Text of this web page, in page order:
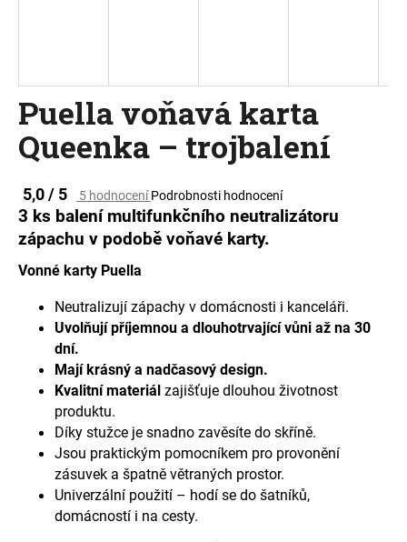
Puella voňavá karta
Queenka – trojbalení
Průměrné
hodnocení
produktu
je
z
hvězdiček.
5,0 / 5 5 hodnocení Podrobnosti hodnocení
3 ks balení multifunkčního neutralizátoru
zápachu v podobě voňavé karty.
Vonné karty Puella
Neutralizují zápachy v domácnosti i kanceláři.
Uvolňují příjemnou a dlouhotrvající vůni až na 30
dní.
Mají krásný a nadčasový design.
Kvalitní materiál zajišťuje dlouhou životnost
produktu.
Díky stužce je snadno zavěsíte do skříně.
Jsou praktickým pomocníkem pro provonění
zásuvek a špatně větraných prostor.
Univerzální použití – hodí se do šatníků,
domácností i na cesty.
t
?
HLEDAT